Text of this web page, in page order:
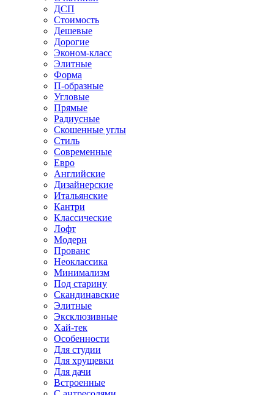
ДСП
Стоимость
Дешевые
Дорогие
Эконом-класс
Элитные
Форма
П-образные
Угловые
Прямые
Радиусные
Скошенные углы
Стиль
Современные
Евро
Английские
Дизайнерские
Итальянские
Кантри
Классические
Лофт
Модерн
Прованс
Неоклассика
Минимализм
Под старину
Скандинавские
Элитные
Эксклюзивные
Хай-тек
Особенности
Для студии
Для хрущевки
Для дачи
Встроенные